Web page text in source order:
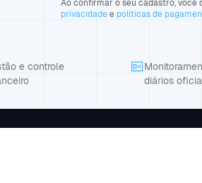
Ao confirmar o seu cadastro, você
privacidadee políticas de
Monitoramento nos
diários oficiais